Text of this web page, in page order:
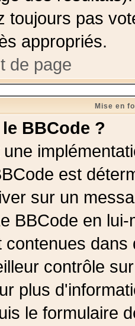
toujours pas
appropriés.
de page
Mise en
BBCode ?
est
sur un
BBCode en
contenues
contrôle
plus
le formulaire